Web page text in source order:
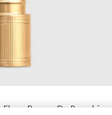
Rouge De Beauté